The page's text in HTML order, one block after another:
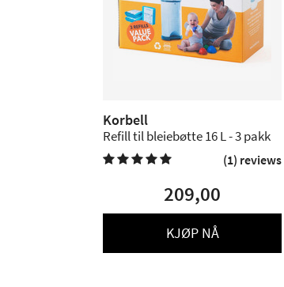
Korbell
Refill til bleiebøtte 16 L - 3 pakk
 (1) reviews
209,00
KJØP NÅ